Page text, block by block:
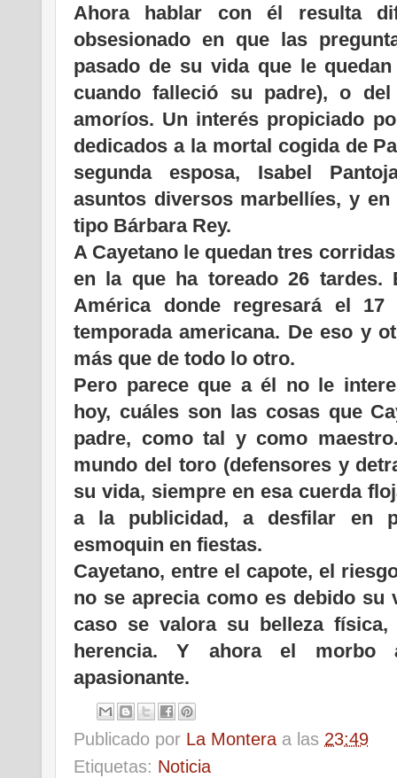
Ahora hablar con él resulta
obsesionado en que las
pasado de su vida que le
cuando falleció su padre), o
amoríos. Un interés propiciado
dedicados a la mortal cogida de
segunda esposa, Isabel
asuntos diversos marbellíes, y
tipo Bárbara Rey.
A Cayetano le quedan tres
en la que ha toreado 26
América donde regresará el
temporada americana. De eso y
más que de todo lo otro.
Pero parece que a él no le
hoy, cuáles son las cosas que
padre, como tal y como
mundo del toro (defensores y
su vida, siempre en esa cuerda
a la publicidad, a desfilar en
esmoquin en fiestas.
Cayetano, entre el capote, el
no se aprecia como es debido su
caso se valora su belleza
herencia. Y ahora el morbo
apasionante.
Publicado por La Montera a las 23:49
Etiquetas: Noticia